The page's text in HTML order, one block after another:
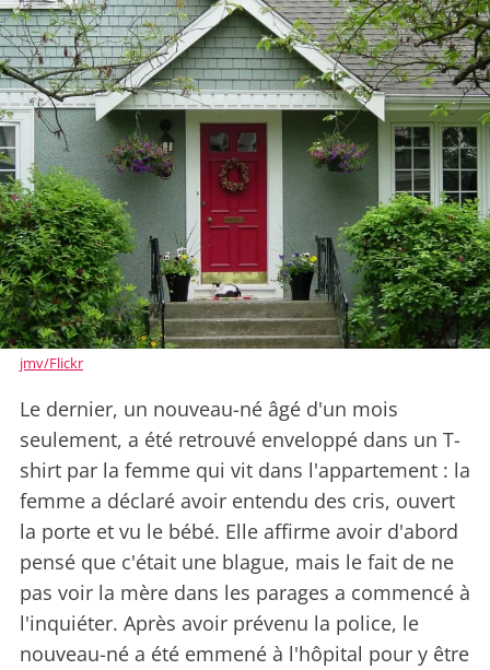
jmv/Flickr
Le dernier, un nouveau-né âgé d'un mois
seulement, a été retrouvé enveloppé dans un T-
shirt par la femme qui vit dans l'appartement : la
femme a déclaré avoir entendu des cris, ouvert
la porte et vu le bébé. Elle affirme avoir d'abord
pensé que c'était une blague, mais le fait de ne
pas voir la mère dans les parages a commencé à
l'inquiéter. Après avoir prévenu la police, le
nouveau-né a été emmené à l'hôpital pour y être